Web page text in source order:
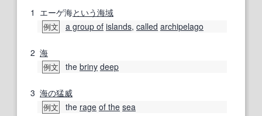
1 エーゲ海という海域
例文 a group of islands, called archipelago
2 海
例文 the briny deep
3 海の猛威
例文 the rage of the sea